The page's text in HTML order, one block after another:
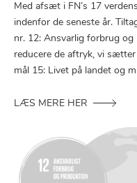
Med afsæt i FN’s 17
indenfor de seneste år.
nr. 12: Ansvarlig forbrug
reducere de aftryk, vi
mål 15: Livet på landet og
LÆS MERE HER